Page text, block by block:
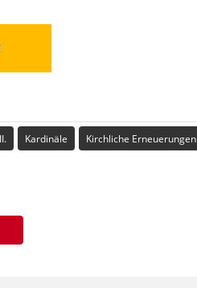
Kardinäle Kirchliche Erneuerungen